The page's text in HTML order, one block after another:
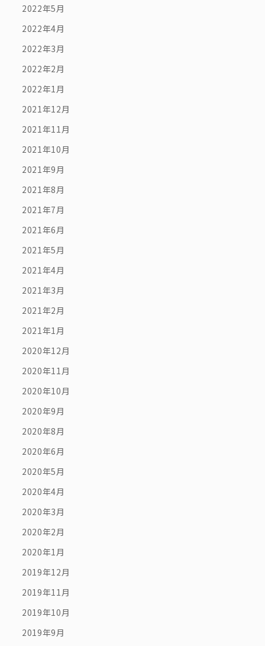
2022年5月
2022年4月
2022年3月
2022年2月
2022年1月
2021年12月
2021年11月
2021年10月
2021年9月
2021年8月
2021年7月
2021年6月
2021年5月
2021年4月
2021年3月
2021年2月
2021年1月
2020年12月
2020年11月
2020年10月
2020年9月
2020年8月
2020年6月
2020年5月
2020年4月
2020年3月
2020年2月
2020年1月
2019年12月
2019年11月
2019年10月
2019年9月